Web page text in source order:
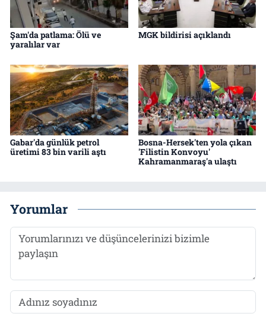
Şam'da patlama: Ölü ve
yaralılar var
MGK bildirisi açıklandı
Gabar'da günlük petrol
üretimi 83 bin varili aştı
Bosna-Hersek'ten yola çıkan
'Filistin Konvoyu'
Kahramanmaraş'a ulaştı
Yorumlar